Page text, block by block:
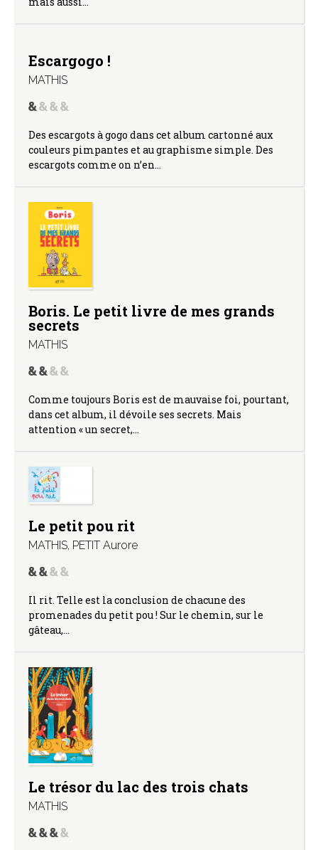
Escargogo !
MATHIS
Des escargots à gogo dans cet album cartonné aux
couleurs pimpantes et au graphisme simple. Des
escargots comme on n’en…
Boris. Le petit livre de mes grands
secrets
MATHIS
Comme toujours Boris est de mauvaise foi, pourtant,
dans cet album, il dévoile ses secrets. Mais
attention « un secret,…
Le petit pou rit
MATHIS, PETIT Aurore
Il rit. Telle est la conclusion de chacune des
promenades du petit pou ! Sur le chemin, sur le
gâteau,…
Le trésor du lac des trois chats
MATHIS